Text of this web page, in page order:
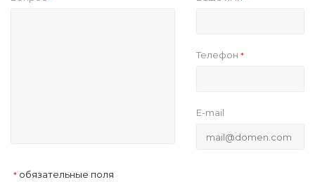
Телефон*
E-mail
* обязательные поля